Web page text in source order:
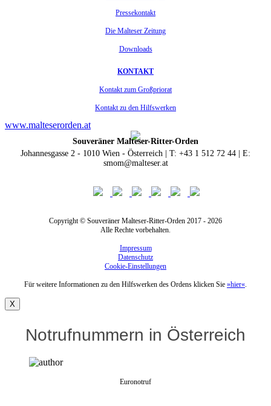
Pressekontakt
Die Malteser Zeitung
Downloads
KONTAKT
Kontakt zum Großpriorat
Kontakt zu den Hilfswerken
www.malteserorden.at
Souveräner Malteser-Ritter-Orden
Johannesgasse 2 - 1010 Wien - Österreich | T: +43 1 512 72 44 | E:
smom@malteser.at
Copyright © Souveräner Malteser-Ritter-Orden 2017 - 2026
Alle Rechte vorbehalten.
Impressum
Datenschutz
Cookie-Einstellungen
Für weitere Informationen zu den Hilfswerken des Ordens klicken Sie »hier«.
X
Notrufnummern in Österreich
Euronotruf